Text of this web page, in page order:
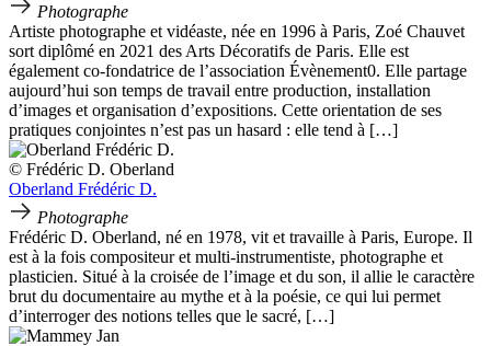
Photographe
Artiste photographe et vidéaste, née en 1996 à Paris, Zoé Chauvet
sort diplômé en 2021 des Arts Décoratifs de Paris. Elle est
également co-fondatrice de l’association Évènement0. Elle partage
aujourd’hui son temps de travail entre production, installation
d’images et organisation d’expositions. Cette orientation de ses
pratiques conjointes n’est pas un hasard : elle tend à […]
© Frédéric D. Oberland
Oberland Frédéric D.
Photographe
Frédéric D. Oberland, né en 1978, vit et travaille à Paris, Europe. Il
est à la fois compositeur et multi-instrumentiste, photographe et
plasticien. Situé à la croisée de l’image et du son, il allie le caractère
brut du documentaire au mythe et à la poésie, ce qui lui permet
d’interroger des notions telles que le sacré, […]